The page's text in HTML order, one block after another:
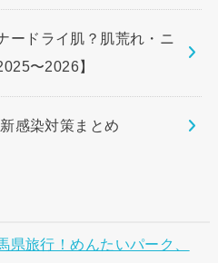
ードライ肌？肌荒れ・ニ
〜2026】
感染対策まとめ
旅行！めんたいパーク、